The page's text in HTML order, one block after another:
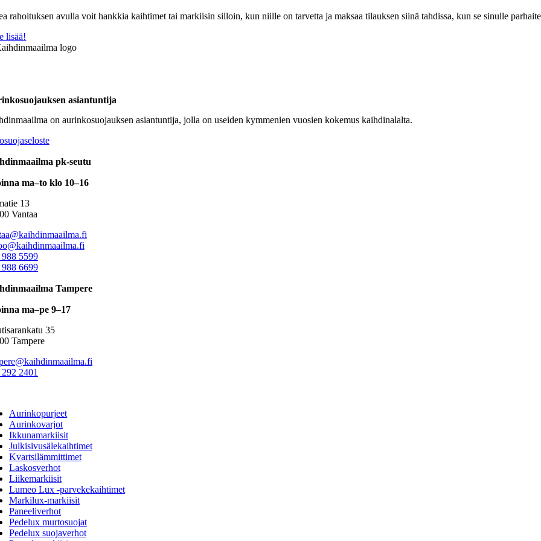
rahoituksen avulla voit hankkia kaihtimet tai markiisin silloin, kun niille on tarvetta ja maksaa tilauksen siinä tahdissa, kun se sinulle
lisää!
asiantuntija
on aurinkosuojauksen asiantuntija, jolla on useiden kymmenien vuosien kokemus kaihdinalalta.
pk-seutu
ma–to klo 10–16
13
Vantaa
5599
6699
Tampere
ma–pe 9–17
35
Tampere
2401
Aurinkopurjeet
Aurinkovarjot
Ikkunamarkiisit
Julkisivusälekaihtimet
Kvartsilämmittimet
Laskosverhot
Liikemarkiisit
Lumeo Lux -parvekekaihtimet
Markilux-markiisit
Paneeliverhot
Pedelux murtosuojat
Pedelux suojaverhot